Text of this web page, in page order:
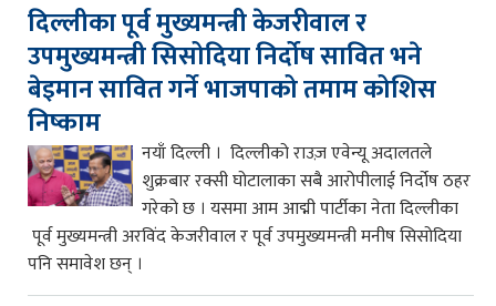
दिल्लीका पूर्व मुख्यमन्त्री केजरीवाल र
उपमुख्यमन्त्री सिसोदिया निर्दोष सावित भने
बेइमान सावित गर्ने भाजपाको तमाम कोशिस
निष्काम
नयाँ दिल्ली । दिल्लीको राउज़ एवेन्यू अदालतले
शुक्रबार रक्सी घोटालाका सबै आरोपीलाई निर्दोष ठहर
गरेको छ । यसमा आम आद्मी पार्टीका नेता दिल्लीका
पूर्व मुख्यमन्त्री अरविंद केजरीवाल र पूर्व उपमुख्यमन्त्री मनीष सिसोदिया
पनि समावेश छन् ।